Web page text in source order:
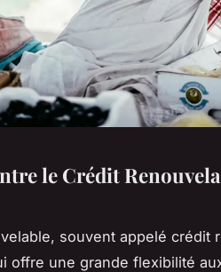
le Crédit
souvent appelé crédit
offre une grande flexibilité